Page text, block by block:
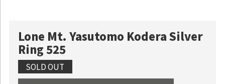
Lone Mt. Yasutomo Kodera Silver
Ring 525
SOLD OUT